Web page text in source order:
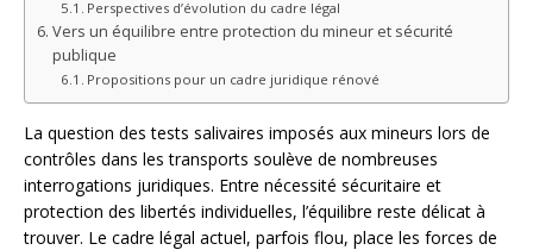
Perspectives d’évolution du cadre légal
Vers un équilibre entre protection du mineur et sécurité
publique
Propositions pour un cadre juridique rénové
La question des tests salivaires imposés aux mineurs lors de
contrôles dans les transports soulève de nombreuses
interrogations juridiques. Entre nécessité sécuritaire et
protection des libertés individuelles, l’équilibre reste délicat à
trouver. Le cadre légal actuel, parfois flou, place les forces de